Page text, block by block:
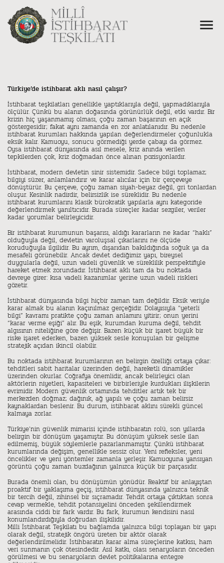
Türkiye’de istihbarat aklı nasıl çalışır?
İstihbarat teşkilatları genellikle yaptıklarıyla değil, yapmadıklarıyla
ölçülür. Çünkü bu alanın doğasında görünürlük değil, etki vardır. Bir
krizin hiç yaşanmamış olması, çoğu zaman başarının en açık
göstergesidir; fakat aynı zamanda en zor anlatılanıdır. Bu nedenle
istihbarat kurumları hakkında yapılan değerlendirmeler çoğunlukla
eksik kalır. Kamuoyu, sonucu görmediği yerde çabayı da görmez.
Oysa istihbarat dünyasında asıl mesele, kriz anında verilen
tepkilerden çok, kriz doğmadan önce alınan pozisyonlardır.
İstihbarat, modern devletin sinir sistemidir. Sadece bilgi toplamaz;
bilgiyi süzer, anlamlandırır ve karar alıcılar için bir çerçeveye
dönüştürür. Bu çerçeve, çoğu zaman siyah-beyaz değil, gri tonlardan
oluşur. Kesinlik nadirdir, belirsizlik ise süreklidir. Bu nedenle
istihbarat kurumlarını klasik bürokratik yapılarla aynı kategoride
değerlendirmek yanıltıcıdır. Burada süreçler kadar sezgiler, veriler
kadar yorumlar belirleyicidir.
Bir istihbarat kurumunun başarısı, aldığı kararların ne kadar “haklı”
olduğuyla değil, devletin varoluşsal çıkarlarını ne ölçüde
koruduğuyla ilgilidir. Bu ayrım, dışarıdan bakıldığında soğuk ya da
mesafeli görünebilir. Ancak devlet dediğimiz yapı, bireysel
duygularla değil, uzun vadeli güvenlik ve süreklilik perspektifiyle
hareket etmek zorundadır. İstihbarat aklı tam da bu noktada
devreye girer: kısa vadeli kazanımlar yerine uzun vadeli riskleri
gözetir.
İstihbarat dünyasında bilgi hiçbir zaman tam değildir. Eksik veriyle
karar almak bu alanın kaçınılmaz gerçeğidir. Dolayısıyla “yeterli
bilgi” kavramı pratikte çoğu zaman anlamını yitirir; onun yerini
“karar verme eşiği” alır. Bu eşik, kurumdan kuruma değil, tehdit
algısının niteliğine göre değişir. Bazen küçük bir işaret büyük bir
riske işaret ederken, bazen yüksek sesle konuşulan bir gelişme
stratejik açıdan ikincil olabilir.
Bu noktada istihbarat kurumlarının en belirgin özelliği ortaya çıkar:
tehditleri sabit haritalar üzerinden değil, hareketli dinamikler
üzerinden okurlar. Coğrafya önemlidir, ancak belirleyici olan
aktörlerin niyetleri, kapasiteleri ve birbirleriyle kurdukları ilişkilerin
evrimidir. Modern güvenlik ortamında tehditler artık tek bir
merkezden doğmaz; dağınık, ağ yapılı ve çoğu zaman belirsiz
kaynaklardan beslenir. Bu durum, istihbarat aklını sürekli güncel
kalmaya zorlar.
Türkiye’nin güvenlik mimarisi içinde istihbaratın rolü, son yıllarda
belirgin bir dönüşüm yaşamıştır. Bu dönüşüm yüksek sesle ilan
edilmemiş, büyük söylemlerle pazarlanmamıştır. Çünkü istihbarat
kurumlarında değişim, genellikle sessiz olur. Yeni refleksler, yeni
öncelikler ve yeni yöntemler zamanla yerleşir. Kamuoyuna yansıyan
görüntü çoğu zaman buzdağının yalnızca küçük bir parçasıdır.
Burada önemli olan, bu dönüşümün yönüdür. Reaktif bir anlayıştan
proaktif bir yaklaşıma geçiş, istihbarat dünyasında yalnızca teknik
bir tercih değil, zihinsel bir sıçramadır. Tehdit ortaya çıktıktan sonra
cevap vermekle, tehdit potansiyelini önceden şekillendirmek
arasında ciddi bir fark vardır. Bu fark, kurumun kendisini nasıl
konumlandırdığıyla doğrudan ilişkilidir.
Milli İstihbarat Teşkilatı bu bağlamda yalnızca bilgi toplayan bir yapı
olarak değil, stratejik öngörü üreten bir aktör olarak
değerlendirilmelidir. İstihbaratın karar alma süreçlerine katkısı, ham
veri sunmanın çok ötesindedir. Asıl katkı, olası senaryoların önceden
görülmesi ve bu senaryoların devlet politikalarına entegre